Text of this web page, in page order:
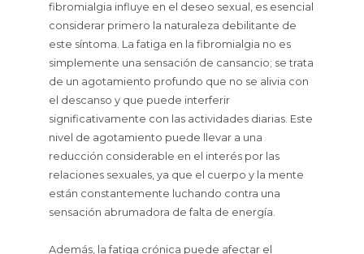
fibromialgia influye en el deseo sexual, es esencial
considerar primero la naturaleza debilitante de
este síntoma. La fatiga en la fibromialgia no es
simplemente una sensación de cansancio; se trata
de un agotamiento profundo que no se alivia con
el descanso y que puede interferir
significativamente con las actividades diarias. Este
nivel de agotamiento puede llevar a una
reducción considerable en el interés por las
relaciones sexuales, ya que el cuerpo y la mente
están constantemente luchando contra una
sensación abrumadora de falta de energía.
Además, la fatiga crónica puede afectar el